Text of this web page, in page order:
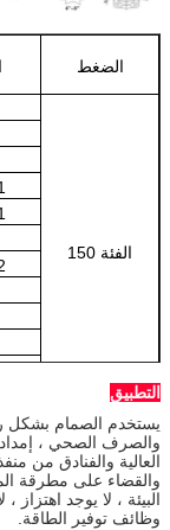
الضغط
الفئة 150
"
"
"
التطبيق
يستخدم الصمام بشكل
والصرف الصحي ،
العالية والفنادق من
والقضاء على مطرقة
البيئة ، لا يوجد
وظائف توفير الطاقة.